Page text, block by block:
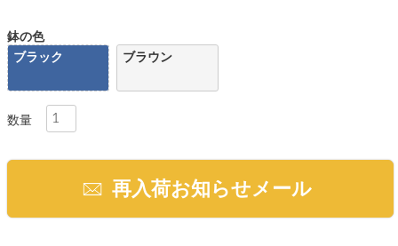
鉢の色
ブラック
ブラウン
再入荷お知らせメール